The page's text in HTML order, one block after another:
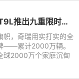
感恩2000万用户，风云T9L推出九重限时豪礼
帜，奇瑞用实打实的全
——累计2000万辆。
球2000万个家庭沉甸
节点，2026年8月，